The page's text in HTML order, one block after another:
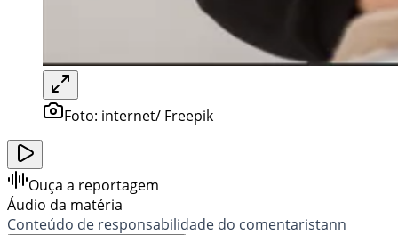
Foto: internet/ Freepik
Ouça a reportagem
Áudio da matéria
Conteúdo de responsabilidade do comentaristann